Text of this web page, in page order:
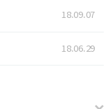
18.09.07
18.06.29